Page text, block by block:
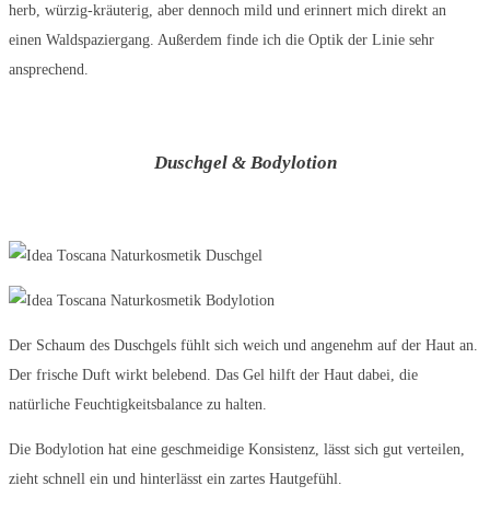
herb, würzig-kräuterig, aber dennoch mild und erinnert mich direkt an
einen Waldspaziergang. Außerdem finde ich die Optik der Linie sehr
ansprechend.
Duschgel & Bodylotion
Der Schaum des Duschgels fühlt sich weich und angenehm auf der Haut an.
Der frische Duft wirkt belebend. Das Gel hilft der Haut dabei, die
natürliche Feuchtigkeitsbalance zu halten.
Die Bodylotion hat eine geschmeidige Konsistenz, lässt sich gut verteilen,
zieht schnell ein und hinterlässt ein zartes Hautgefühl.